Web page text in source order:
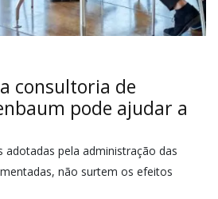
consultoria de
pode ajudar a
adotadas pela administração das
não surtem os efeitos